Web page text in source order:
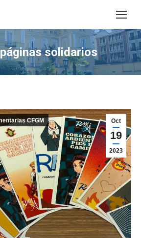
Buscar:
solidarios
Estás aquí:
Oct
19
2023
CFGM